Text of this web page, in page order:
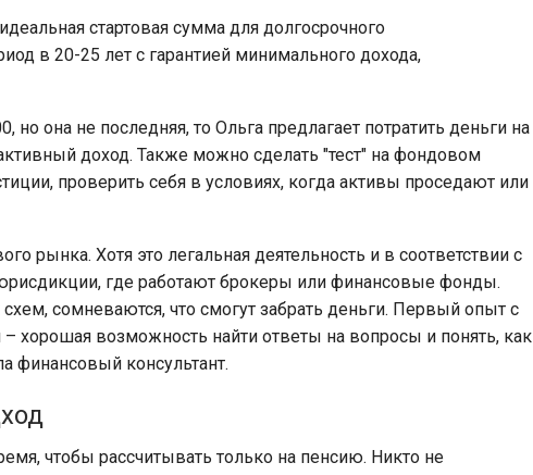
стартовая сумма для долгосрочного
в 20-25 лет с гарантией минимального дохода,
но она не последняя, то Ольга предлагает потратить деньги на
доход. Также можно сделать "тест" на фондовом
проверить себя в условиях, когда активы проседают или
рынка. Хотя это легальная деятельность и в соответствии с
где работают брокеры или финансовые фонды.
сомневаются, что смогут забрать деньги. Первый опыт с
хорошая возможность найти ответы на вопросы и понять, как
финансовый консультант.
чтобы рассчитывать только на пенсию. Никто не